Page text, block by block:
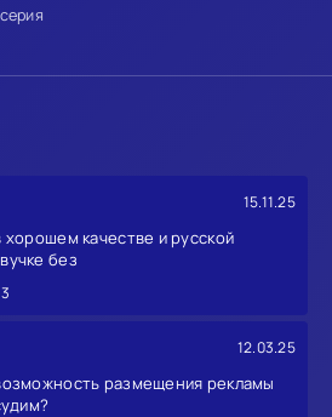
15.11.25
качестве и русской
без
12.03.25
размещения рекламы